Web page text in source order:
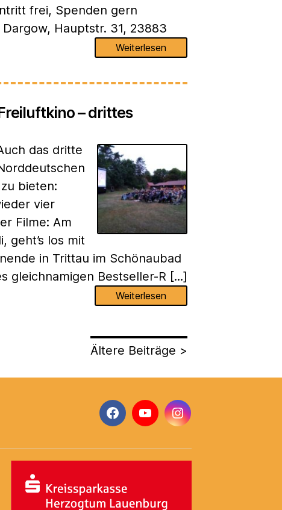
frei, Spenden gern
Hauptstr. 31, 23883
Weiterlesen
– drittes
das dritte
bieten:
vier
Filme: Am
geht’s los mit
in Trittau im Schönaubad
gleichnamigen Bestseller-R [...]
Weiterlesen
Ältere Beiträge >
FacebookYouTubeInstagram